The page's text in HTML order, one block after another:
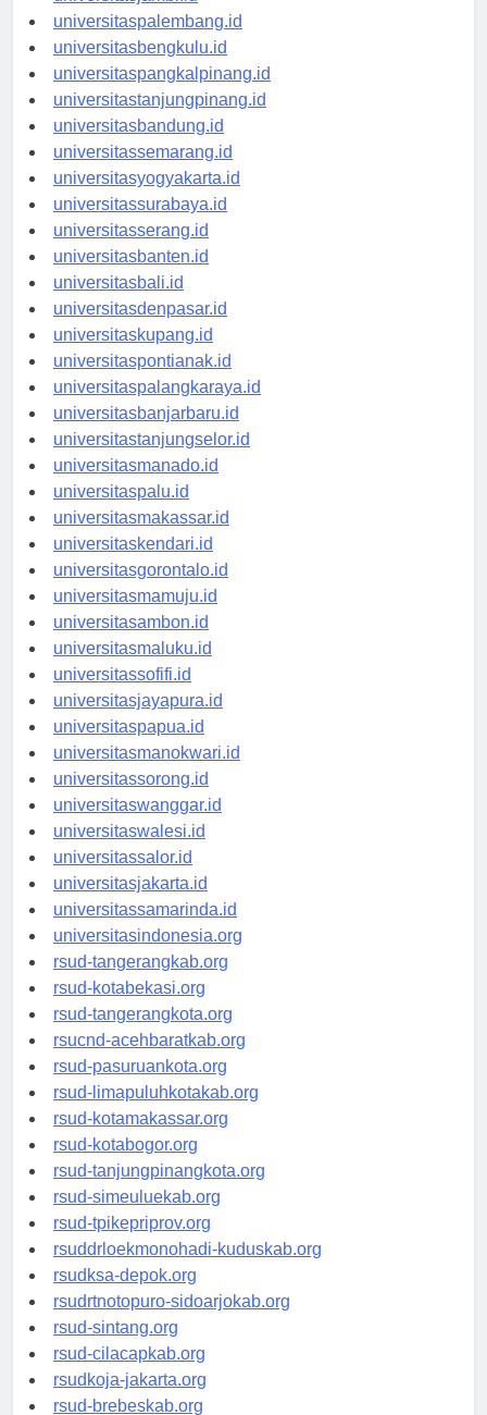
universitasjambi.id
universitaspalembang.id
universitasbengkulu.id
universitaspangkalpinang.id
universitastanjungpinang.id
universitasbandung.id
universitassemarang.id
universitasyogyakarta.id
universitassurabaya.id
universitasserang.id
universitasbanten.id
universitasbali.id
universitasdenpasar.id
universitaskupang.id
universitaspontianak.id
universitaspalangkaraya.id
universitasbanjarbaru.id
universitastanjungselor.id
universitasmanado.id
universitaspalu.id
universitasmakassar.id
universitaskendari.id
universitasgorontalo.id
universitasmamuju.id
universitasambon.id
universitasmaluku.id
universitassofifi.id
universitasjayapura.id
universitaspapua.id
universitasmanokwari.id
universitassorong.id
universitaswanggar.id
universitaswalesi.id
universitassalor.id
universitasjakarta.id
universitassamarinda.id
universitasindonesia.org
rsud-tangerangkab.org
rsud-kotabekasi.org
rsud-tangerangkota.org
rsucnd-acehbaratkab.org
rsud-pasuruankota.org
rsud-limapuluhkotakab.org
rsud-kotamakassar.org
rsud-kotabogor.org
rsud-tanjungpinangkota.org
rsud-simeuluekab.org
rsud-tpikepriprov.org
rsuddrloekmonohadi-kuduskab.org
rsudksa-depok.org
rsudrtnotopuro-sidoarjokab.org
rsud-sintang.org
rsud-cilacapkab.org
rsudkoja-jakarta.org